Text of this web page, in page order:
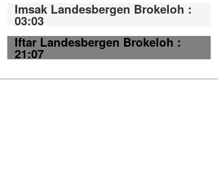
Imsak Landesbergen Brokeloh :
03:03
Iftar Landesbergen Brokeloh :
21:07